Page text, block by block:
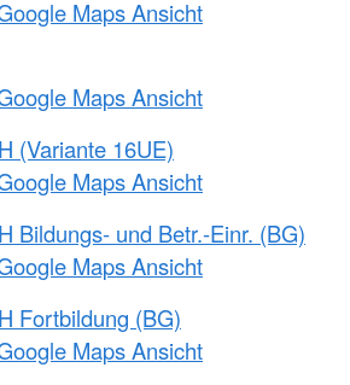
Maps Ansicht
Maps Ansicht
(Variante 16UE)
Maps Ansicht
Bildungs- und Betr.-Einr. (BG)
Maps Ansicht
Fortbildung (BG)
Maps Ansicht